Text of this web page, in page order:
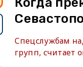
Спецслужбам
групп, считает